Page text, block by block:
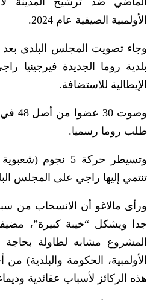
الأولمبية الصيفية عام 2024.
وجاء تصويت المجلس البلدي
بلدية روما الجديدة فيرجينيا
الإيطالية للاستضافة.
طلب روما رسميا.
وتسيطر حركة 5
تنتمي إليها راجي على المجلس
ورأى مالاغو أن الانسحاب من
جدا ويشكل “خيبة كبيرة”،
المشروع مشابه لطاولة بحاجة
الأولمبية، الحكومة والبلدية)
هذه الركائز لأسباب عقائدية